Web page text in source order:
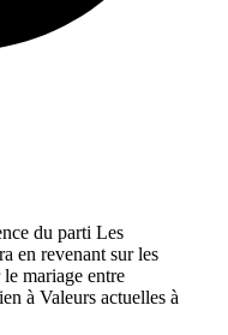
du parti Les
en revenant sur les
mariage entre
à Valeurs actuelles à